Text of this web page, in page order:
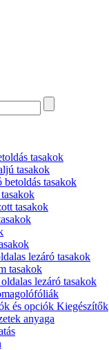
tasakok
tasakok
betoldás tasakok
tasakok
lezáró tasakok
tasakok
lezáró tasakok
és opciók Kiegészítők
anyaga